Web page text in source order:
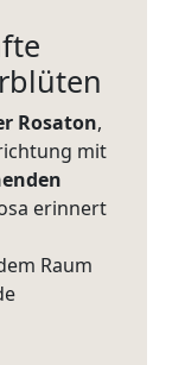
Rosaton,
mit
erinnert
Raum